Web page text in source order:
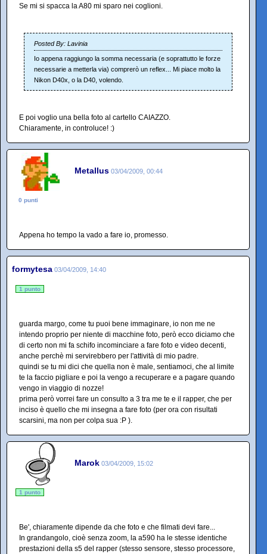
Se mi si spacca la A80 mi sparo nei coglioni.
Posted By: Lavinia
Io appena raggiungo la somma necessaria (e soprattutto le forze
necessarie a metterla via) comprerò un reflex... Mi piace molto la
Nikon D40x, o la D40, volendo.
E poi voglio una bella foto al cartello CAIAZZO.
Chiaramente, in controluce! :)
Metallus 03/04/2009, 00:44
0 punti
Appena ho tempo la vado a fare io, promesso.
formytesa 03/04/2009, 14:40
1 punto
guarda margo, come tu puoi bene immaginare, io non me ne
intendo proprio per niente di macchine foto, però ecco diciamo che
di certo non mi fa schifo incominciare a fare foto e video decenti,
anche perchè mi servirebbero per l'attività di mio padre.
quindi se tu mi dici che quella non è male, sentiamoci, che al limite
te la faccio pigliare e poi la vengo a recuperare e a pagare quando
vengo in viaggio di nozze!
prima però vorrei fare un consulto a 3 tra me te e il rapper, che per
inciso è quello che mi insegna a fare foto (per ora con risultati
scarsini, ma non per colpa sua :P ).
Marok 03/04/2009, 15:02
1 punto
Be', chiaramente dipende da che foto e che filmati devi fare...
In grandangolo, cioè senza zoom, la a590 ha le stesse identiche
prestazioni della s5 del rapper (stesso sensore, stesso processore,